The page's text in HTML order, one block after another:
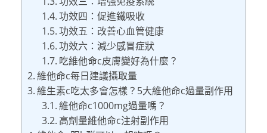
功效四：促進鐵吸收
功效五：改善心血管健康
功效六：減少感冒症狀
吃維他命c皮膚變好為什麼？
維他命c每日建議攝取量
維生素c吃太多會怎樣？5大維他命c過量副作用
維他命c1000mg過量嗎？
高劑量維他命c注射副作用